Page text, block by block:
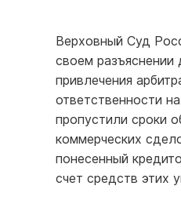
Верховный Суд
своем
привлечения
ответственности
пропустили сроки
коммерческих
понесенный
счет средств этих